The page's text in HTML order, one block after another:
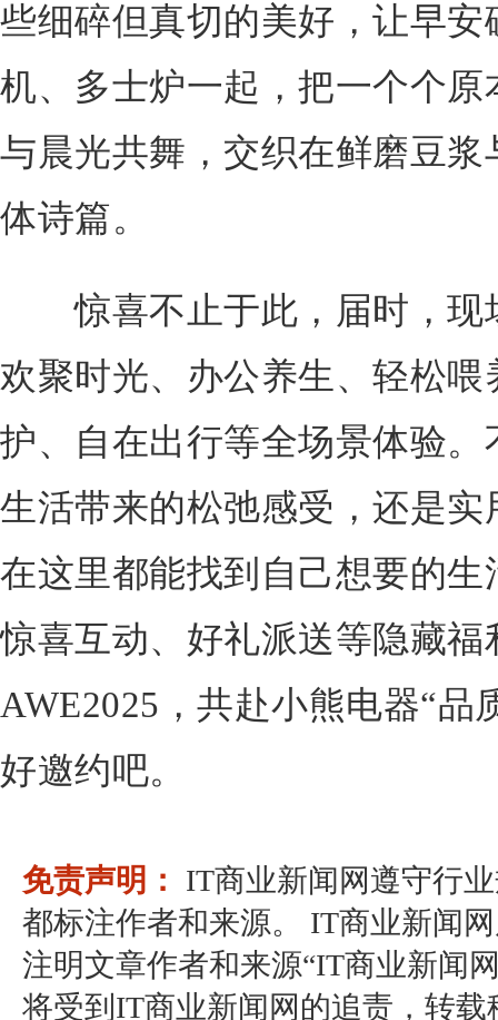
些细碎但真切的美好，让早
机、多士炉一起，把一个个
与晨光共舞，交织在鲜磨豆
体诗篇。
惊喜不止于此，届时，现
欢聚时光、办公养生、轻松
护、自在出行等全场景体验
生活带来的松弛感受，还是
在这里都能找到自己想要的
惊喜互动、好礼派送等隐藏福
AWE2025，共赴小熊电器“品
好邀约吧。
免责声明：
IT商业新闻网遵守行
都标注作者和来源。 IT商业新闻
注明文章作者和来源“IT商业新闻
将受到IT商业新闻网的追责，转